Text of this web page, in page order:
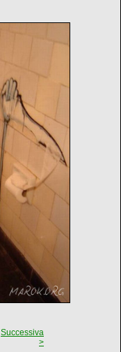
Successiva
>